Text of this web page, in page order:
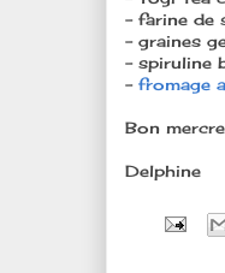
- farine de
- graines
- spiruline
- fromage
Bon
Delphine